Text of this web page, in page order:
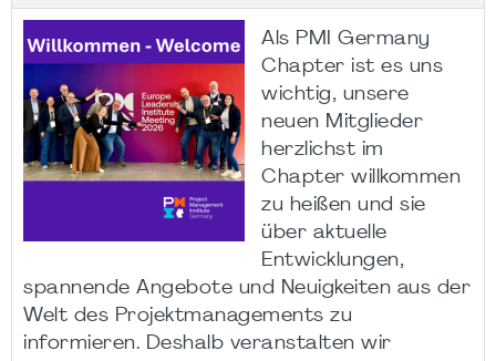
Als PMI Germany
Chapter ist es uns
wichtig, unsere
neuen Mitglieder
herzlichst im
Chapter willkommen
zu heißen und sie
über aktuelle
Entwicklungen,
spannende Angebote und Neuigkeiten aus der
Welt des Projektmanagements zu
informieren. Deshalb veranstalten wir